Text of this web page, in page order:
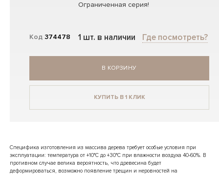
Код 374478
Ограниченная серия!
1 шт. в наличии Где посмотреть?
В КОРЗИНУ
КУПИТЬ В 1 КЛИК
Специфика изготовления из массива дерева требует особые условия при
эксплуатации: температура от +10°C до +30°C при влажности воздуха 40-60%. В
противном случае велика вероятность, что древесина будет
деформироваться, возможно появление трещин и неровностей на